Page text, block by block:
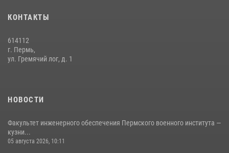
05 августа 2026, 10:11
В подразделениях военного института проведено военно-
политическое информирование на тему: «28 июля – День памяти
равноапостольного великого князя Владимира – крестителя Руси,
03 августа 2026, 06:00
КОНТАКТЫ
614112
г. Пермь,
ул. Гремячий лог, д. 1
НОВОСТИ
Факультет инженерного обеспечения Пермского военного института —
кузни...
05 августа 2026, 10:11